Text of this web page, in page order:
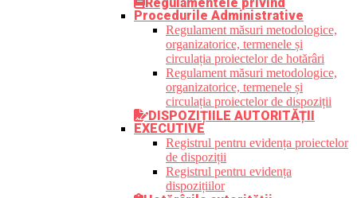
Procedurile Administrative
Regulament măsuri metodologice,
organizatorice, termenele și
circulația proiectelor de hotărâri
Regulament măsuri metodologice,
organizatorice, termenele și
circulația proiectelor de dispoziții
DISPOZIȚIILE AUTORITĂȚII
EXECUTIVE
Registrul pentru evidența proiectelor
de dispoziții
Registrul pentru evidența
dispozițiilor